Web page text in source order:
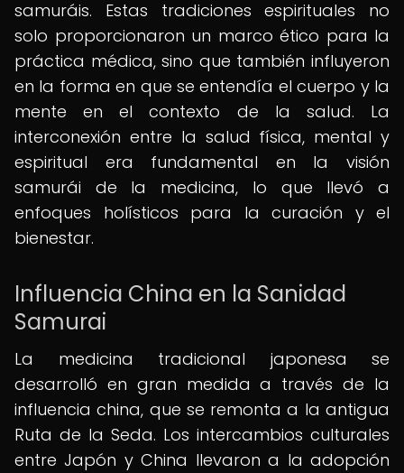
samuráis. Estas tradiciones espirituales no
solo proporcionaron un marco ético para la
práctica médica, sino que también influyeron
en la forma en que se entendía el cuerpo y la
mente en el contexto de la salud. La
interconexión entre la salud física, mental y
espiritual era fundamental en la visión
samurái de la medicina, lo que llevó a
enfoques holísticos para la curación y el
bienestar.
Influencia China en la Sanidad
Samurai
La medicina tradicional japonesa se
desarrolló en gran medida a través de la
influencia china, que se remonta a la antigua
Ruta de la Seda. Los intercambios culturales
entre Japón y China llevaron a la adopción